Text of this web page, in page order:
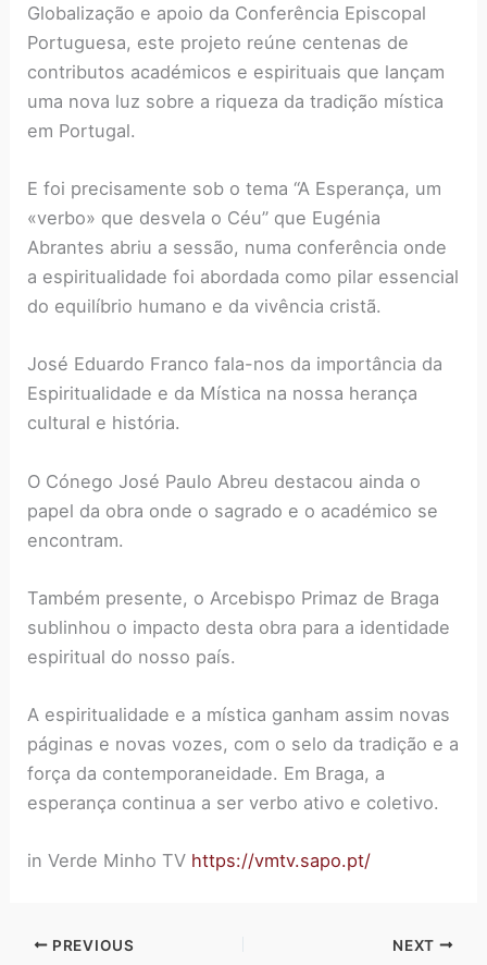
Globalização e apoio da Conferência Episcopal
Portuguesa, este projeto reúne centenas de
contributos académicos e espirituais que lançam
uma nova luz sobre a riqueza da tradição mística
em Portugal.
E foi precisamente sob o tema “A Esperança, um
«verbo» que desvela o Céu” que Eugénia
Abrantes abriu a sessão, numa conferência onde
a espiritualidade foi abordada como pilar essencial
do equilíbrio humano e da vivência cristã.
José Eduardo Franco fala-nos da importância da
Espiritualidade e da Mística na nossa herança
cultural e história.
O Cónego José Paulo Abreu destacou ainda o
papel da obra onde o sagrado e o académico se
encontram.
Também presente, o Arcebispo Primaz de Braga
sublinhou o impacto desta obra para a identidade
espiritual do nosso país.
A espiritualidade e a mística ganham assim novas
páginas e novas vozes, com o selo da tradição e a
força da contemporaneidade. Em Braga, a
esperança continua a ser verbo ativo e coletivo.
in Verde Minho TV https://vmtv.sapo.pt/
PREVIOUS NEXT